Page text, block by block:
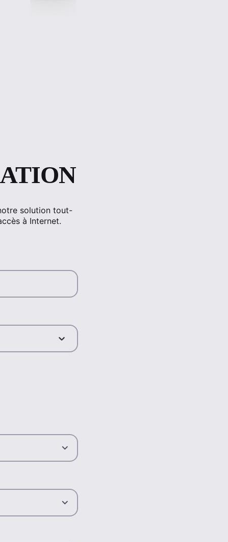
solution tout-
à Internet.